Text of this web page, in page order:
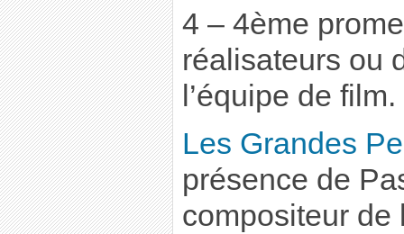
4 – 4ème
réalisateurs ou
l’équipe de film.
Les Grandes
présence de
compositeur de